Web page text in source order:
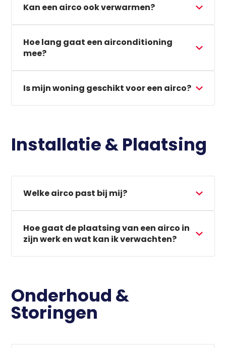
Kan een airco ook verwarmen?
Hoe lang gaat een airconditioning
mee?
Is mijn woning geschikt voor een airco?
Installatie & Plaatsing
Welke airco past bij mij?
Hoe gaat de plaatsing van een airco in
zijn werk en wat kan ik verwachten?
Onderhoud &
Storingen